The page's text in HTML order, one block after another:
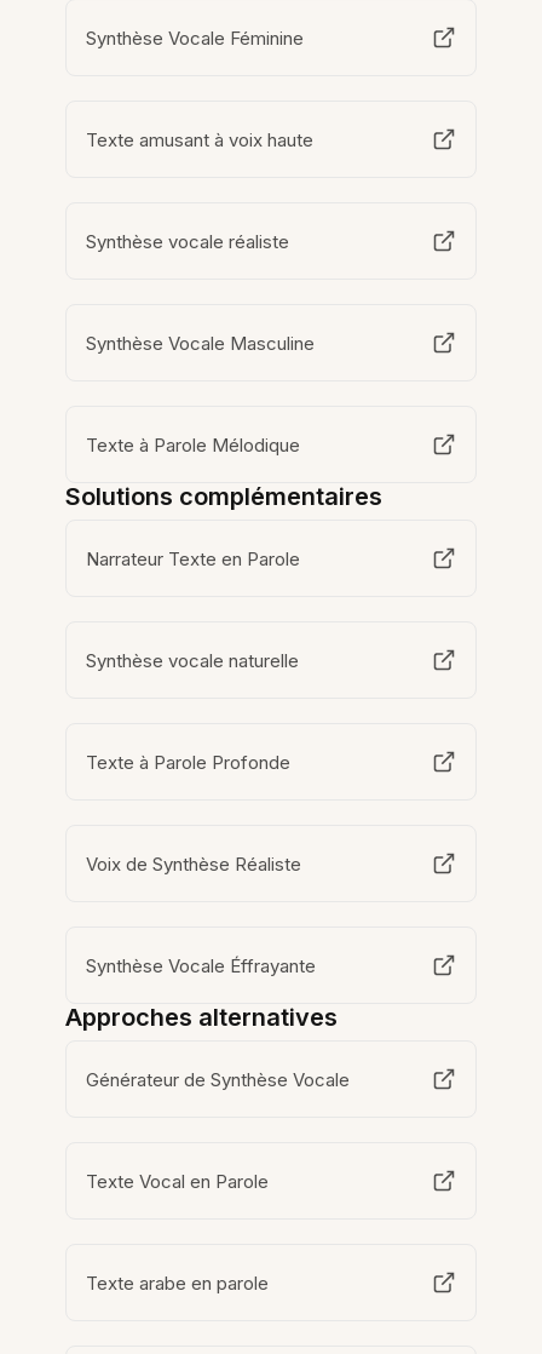
Synthèse Vocale Féminine
Texte amusant à voix haute
Synthèse vocale réaliste
Synthèse Vocale Masculine
Texte à Parole Mélodique
Solutions complémentaires
Narrateur Texte en Parole
Synthèse vocale naturelle
Texte à Parole Profonde
Voix de Synthèse Réaliste
Synthèse Vocale Éffrayante
Approches alternatives
Générateur de Synthèse Vocale
Texte Vocal en Parole
Texte arabe en parole